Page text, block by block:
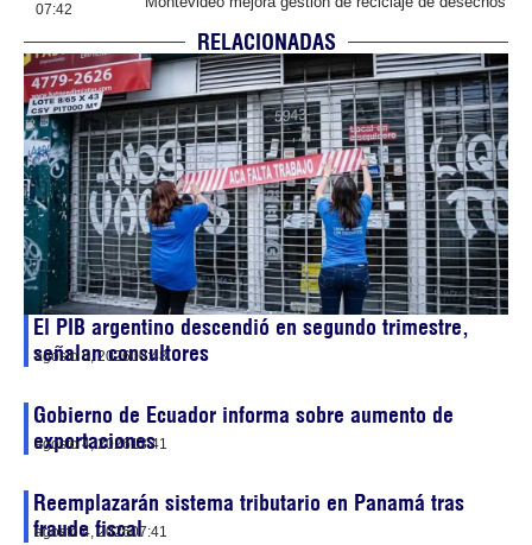
07:42
RELACIONADAS
El PIB argentino descendió en segundo trimestre,
señalan consultores
agosto 5, 202600:48
Gobierno de Ecuador informa sobre aumento de
exportaciones
agosto 4, 202613:41
Reemplazarán sistema tributario en Panamá tras
fraude fiscal
agosto 4, 202607:41